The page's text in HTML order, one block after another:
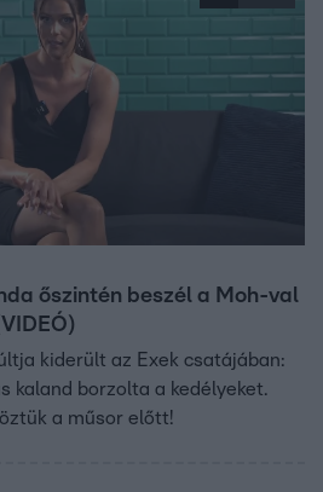
őszintén beszél a Moh-val
kiderült az Exek csatájában:
kaland borzolta a kedélyeket.
a műsor előtt!